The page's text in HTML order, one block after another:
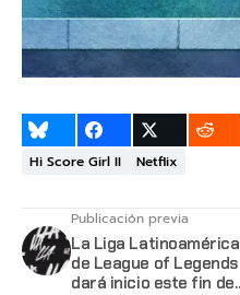
Hi Score Girl II Netflix
Publicación previa
La Liga Latinoamérica
de League of Legends
dará inicio este fin de